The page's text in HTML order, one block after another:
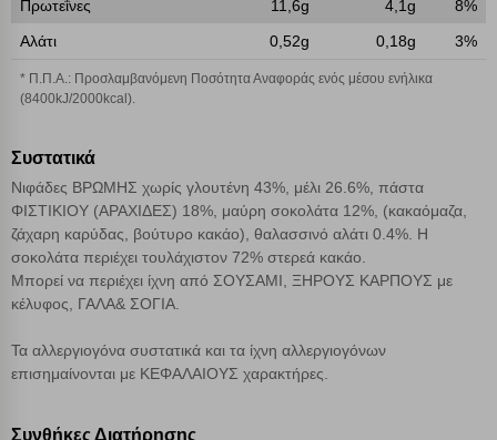
Πρωτεΐνες
11,6g 4,1g
8%
Αλάτι
0,52g 0,18g 3%
* Π.Π.Α.: Προσλαμβανόμενη Ποσότητα Αναφοράς ενός μέσου ενήλικα
(8400kJ/2000kcal).
Συστατικά
Νιφάδες ΒΡΩΜΗΣ χωρίς γλουτένη 43%, μέλι 26.6%, πάστα
ΦΙΣΤΙΚΙΟΥ (ΑΡΑΧΙΔΕΣ) 18%, μαύρη σοκολάτα 12%, (κακαόμαζα,
ζάχαρη καρύδας, βούτυρο κακάο), θαλασσινό αλάτι 0.4%. Η
σοκολάτα περιέχει τουλάχιστον 72% στερεά κακάο.
Μπορεί να περιέχει ίχνη από ΣΟΥΣΑΜΙ, ΞΗΡΟΥΣ ΚΑΡΠΟΥΣ με
κέλυφος, ΓΑΛΑ& ΣΟΓΙΑ.
Τα αλλεργιογόνα συστατικά και τα ίχνη αλλεργιογόνων
επισημαίνονται με ΚΕΦΑΛΑΙΟΥΣ χαρακτήρες.
Συνθήκες Διατήρησης